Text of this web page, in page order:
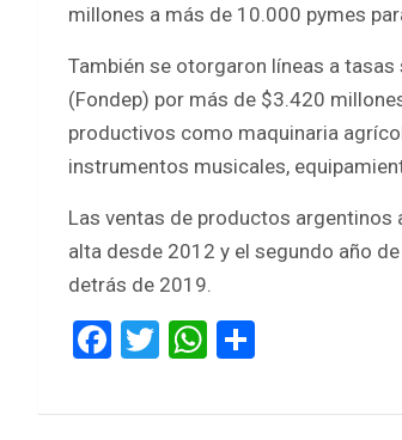
millones a más de 10.000 pymes
También se otorgaron líneas a
(Fondep) por más de $3.420
productivos como maquinaria
instrumentos musicales,
Las ventas de productos
alta desde 2012 y el segundo año
detrás de 2019.
F
ce
T
tt
W
at ar